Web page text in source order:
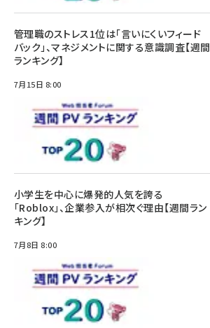
管理職のストレス1位は「言いにくいフィード
バック」、マネジメントに関する意識調査【週間
ランキング】
7月15日 8:00
小学生を中心に爆発的人気を誇る
「Roblox」、企業参入が相次ぐ理由【週間ラン
キング】
7月8日 8:00